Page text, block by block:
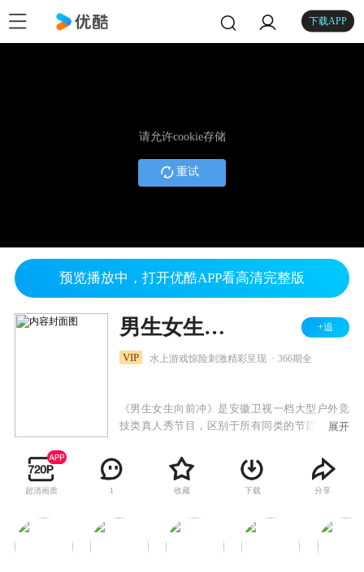
下载APP
请允许cookie存储
重试
预览播放中，打开优酷APP看高清完整版
男生女生向前冲 2024 +追
VIP 水上游戏惊险刺激精彩呈现 366期全
《男生女生向前冲》是安徽卫视一档大型户外竞
技类真人秀节目，区别于所有同类的节目，特别
现不同的看点和亮点。赛道将专门针对男女不同
的运动特点，进行不同的关卡设计：男生赛道将
更注重力量与速度，而女生赛道则在智慧与趣味
重重，惊险刺激爆笑升级，更有从热带雨林到冰
河世纪的全新视觉享受，节目从赛制、形式上标
展开
超清画质 1 收藏 下载 分享